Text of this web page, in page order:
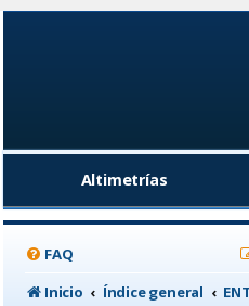
Altimetrías
FAQ
Inicio
Índice general